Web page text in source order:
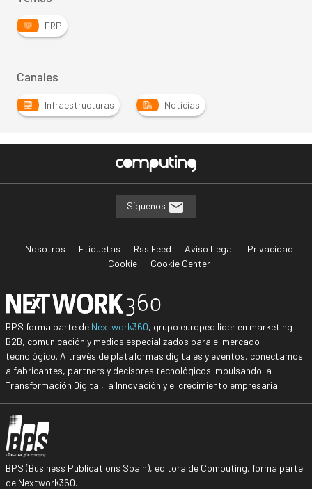
ERP
Canales
Infraestructuras Noticias
Síguenos
Nosotros Etiquetas Rss Feed Aviso Legal
Privacidad
Cookie
Cookie Center
BPS forma parte de Nextwork360, grupo europeo líder en marketing
B2B, comunicación y medios especializados para el mercado
tecnológico. A través de plataformas digitales y eventos, conectamos
a fabricantes, partners y decisores tecnológicos impulsando la
Transformación Digital, la Innovación y el crecimiento empresarial.
BPS (Business Publications Spain), editora de Computing, forma parte
de Nextwork360.